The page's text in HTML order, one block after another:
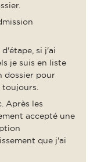
d'étape, si j'ai
je suis en liste
dossier pour
toujours.
Après les
accepté une
que j'ai